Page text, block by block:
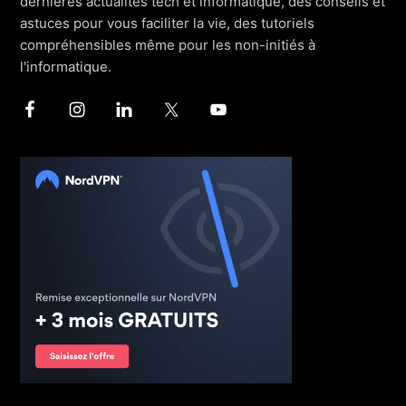
astuces pour vous faciliter la vie, des tutoriels
compréhensibles même pour les non-initiés à
l'informatique.